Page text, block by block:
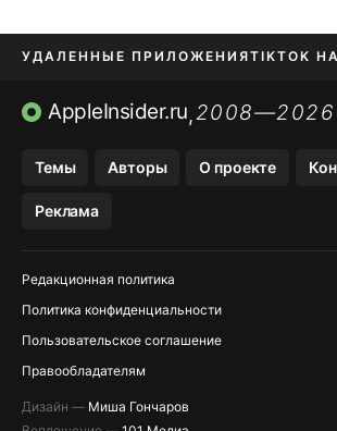
УДАЛЕННЫЕ ПРИЛОЖЕНИЯTIKTOK
ПРИЛОЖЕНИЯ БЕЗ APP STORE
AppleInsider.ru,2008—2026
Темы Авторы О проекте
Реклама
Редакционная политика
Политика конфиденциальности
Пользовательское соглашение
Правообладателям
Дизайн — Миша Гончаров